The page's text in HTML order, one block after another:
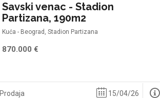
Savski venac - Stadion
Partizana, 190m2
Kuća - Beograd, Stadion Partizana
870.000 €
Prodaja 15/04/26